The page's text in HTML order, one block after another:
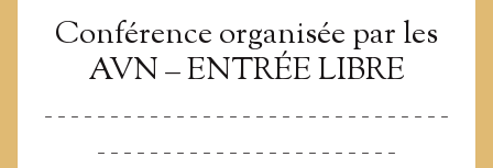
Conférence organisée par les
AVN –ENTRÉE LIBRE
_ _ _ _ _ _ _ _ _ _ _ _ _ _ _ _ _ _ _ _ _ _ _ _ _ _ _ _ _ _ _
_ _ _ _ _ _ _ _ _ _ _ _ _ _ _ _ _ _ _ _ _ _ _